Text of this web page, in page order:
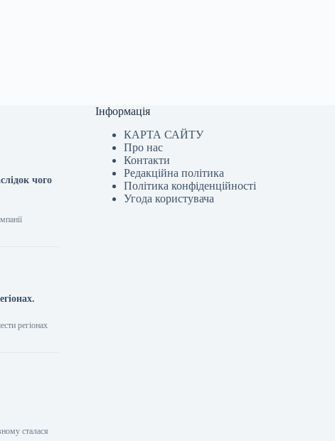
чого
регіонах
сталася
Інформація
КАРТА САЙТУ
Про нас
Контакти
Редакційна політика
Політика конфіденційності
Угода користувача